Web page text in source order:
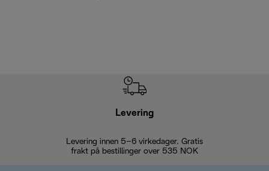
Levering
Levering innen 5–6 virkedager. Gratis
frakt på bestillinger over 535 NOK